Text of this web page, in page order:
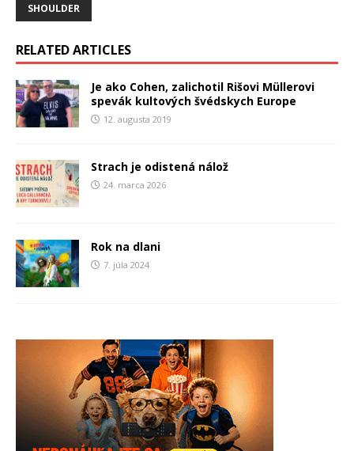
SHOULDER
RELATED ARTICLES
Je ako Cohen, zalichotil Rišovi Müllerovi
spevák kultových švédskych Europe
12. augusta 2019
Strach je odistená nálož
24. marca 2026
Rok na dlani
7. júla 2024